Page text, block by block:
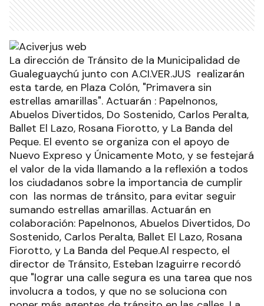
La dirección de Tránsito de la Municipalidad de
Gualeguaychú junto con A.CI.VER.JUS realizarán
esta tarde, en Plaza Colón, "Primavera sin
estrellas amarillas". Actuarán : Papelnonos,
Abuelos Divertidos, Do Sostenido, Carlos Peralta,
Ballet El Lazo, Rosana Fiorotto, y La Banda del
Peque. El evento se organiza con el apoyo de
Nuevo Expreso y Únicamente Moto, y se festejará
el valor de la vida llamando a la reflexión a todos
los ciudadanos sobre la importancia de cumplir
con las normas de tránsito, para evitar seguir
sumando estrellas amarillas. Actuarán en
colaboración: Papelnonos, Abuelos Divertidos, Do
Sostenido, Carlos Peralta, Ballet El Lazo, Rosana
Fiorotto, y La Banda del Peque.Al respecto, el
director de Tránsito, Esteban Izaguirre recordó
que "lograr una calle segura es una tarea que nos
involucra a todos, y que no se soluciona con